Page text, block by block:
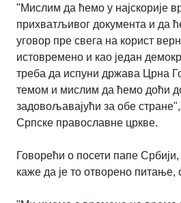
"Мислим да ћемо у најскорије
прихватљивог документа и да
уговор пре свега на корист
истовремено и као један
треба да испуни држава Црна
темом и мислим да ћемо доћи
задовољавајући за обе
Српске православне цркве.
Говорећи о посети папе Србији,
каже да је то отворено питање,